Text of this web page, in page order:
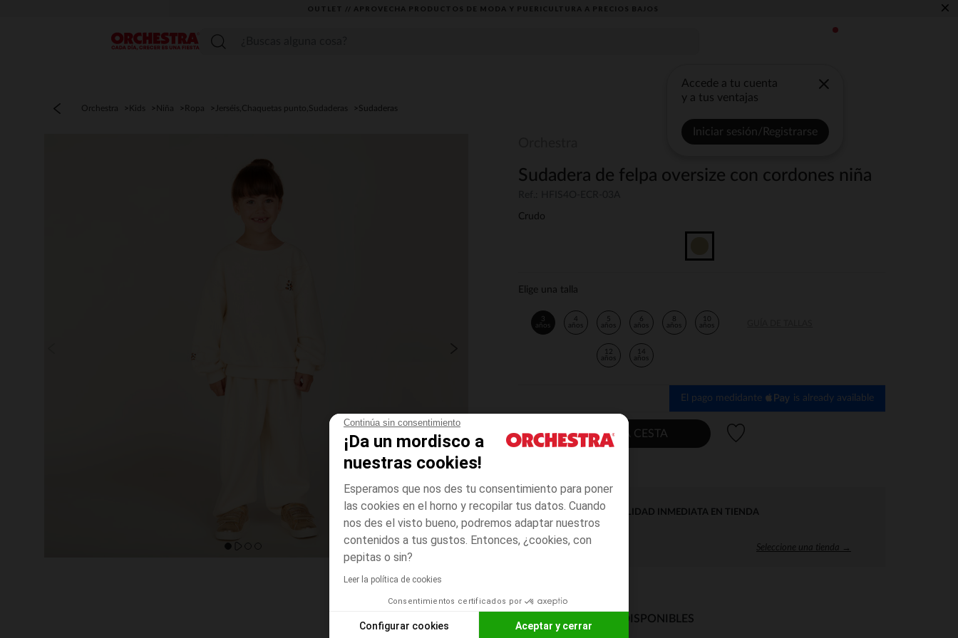
Continúa sin consentimiento
¡Da un mordisco a
nuestras cookies!
Esperamos que nos des tu consentimiento para poner
las cookies en el horno y recopilar tus datos. Cuando
nos des el visto bueno, podremos adaptar nuestros
contenidos a tus gustos. Entonces, ¿cookies, con
pepitas o sin?
Leer la política de cookies
Consentimientos certificados por
Configurar cookies Aceptar y cerrar
OUTLET // APROVECHA PRODUCTOS DE MODA Y PUERICULTURA A PRECIOS BAJOS ×
Menú
Accede a tu cuenta
y a tus ventajas
Iniciar sesión/Registrarse
Orchestra Kids Niña Ropa Jerséis,Chaquetas punto,Sudaderas Sudaderas
Sudadera de felpa oversize con cordones niña
Crudo
Elige una talla
3
años
4
años
5
años
6
años
8
años
10
años
12
años
14
años
El pago medidante is already available
AÑADIR A LA CESTA
DISPONIBILIDAD INMEDIATA EN TIENDA
Seleccione una tienda →
MODOS DE ENVÍO DISPONIBLES